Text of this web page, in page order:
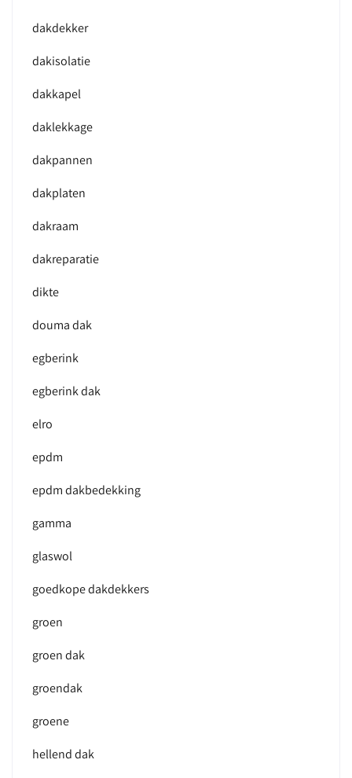
dakdekker
dakisolatie
dakkapel
daklekkage
dakpannen
dakplaten
dakraam
dakreparatie
dikte
douma dak
egberink
egberink dak
elro
epdm
epdm dakbedekking
gamma
glaswol
goedkope dakdekkers
groen
groen dak
groendak
groene
hellend dak